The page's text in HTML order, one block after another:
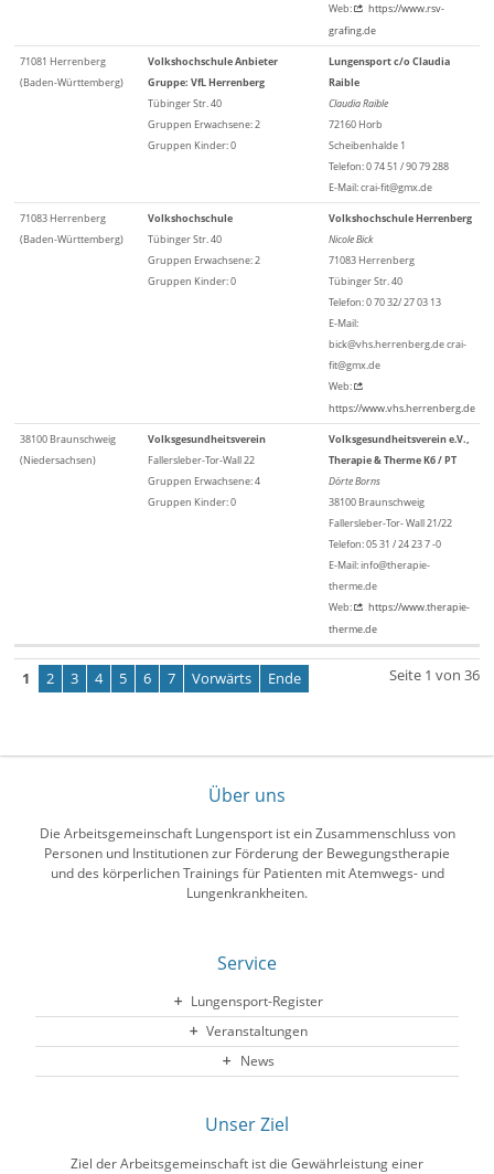
Web:
https://www.rsv-
grafing.de
71081 Herrenberg
(Baden-Württemberg)
Volkshochschule Anbieter
Gruppe: VfL Herrenberg
Tübinger Str. 40
Gruppen Erwachsene: 2
Gruppen Kinder: 0
Lungensport c/o Claudia
Raible
Claudia Raible
72160 Horb
Scheibenhalde 1
Telefon: 0 74 51 / 90 79 288
E-Mail: crai-fit@gmx.de
71083 Herrenberg
(Baden-Württemberg)
Volkshochschule
Tübinger Str. 40
Gruppen Erwachsene: 2
Gruppen Kinder: 0
Volkshochschule Herrenberg
Nicole Bick
71083 Herrenberg
Tübinger Str. 40
Telefon: 0 70 32/ 27 03 13
E-Mail:
bick@vhs.herrenberg.de crai-
fit@gmx.de
Web:
https://www.vhs.herrenberg.de
38100 Braunschweig
(Niedersachsen)
Volksgesundheitsverein
Fallersleber-Tor-Wall 22
Gruppen Erwachsene: 4
Gruppen Kinder: 0
Volksgesundheitsverein e.V.,
Therapie & Therme K6 / PT
Dörte Borns
38100 Braunschweig
Fallersleber-Tor- Wall 21/22
Telefon: 05 31 / 24 23 7 -0
E-Mail: info@therapie-
therme.de
Web:
https://www.therapie-
therme.de
Seite 1 von 36
1 2 3 4 5 6 7 Vorwärts Ende
Über uns
Die Arbeitsgemeinschaft Lungensport ist ein Zusammenschluss von
Personen und Institutionen zur Förderung der Bewegungstherapie
und des körperlichen Trainings für Patienten mit Atemwegs- und
Lungenkrankheiten.
Service
Lungensport-Register
Veranstaltungen
News
Unser Ziel
Ziel der Arbeitsgemeinschaft ist die Gewährleistung einer